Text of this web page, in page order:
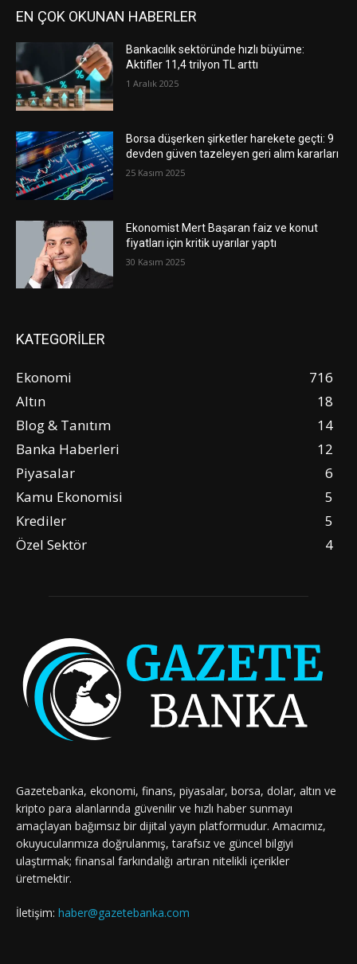
EN ÇOK OKUNAN HABERLER
Bankacılık sektöründe hızlı büyüme:
Aktifler 11,4 trilyon TL arttı
1 Aralık 2025
Borsa düşerken şirketler harekete geçti: 9
devden güven tazeleyen geri alım kararları
25 Kasım 2025
Ekonomist Mert Başaran faiz ve konut
fiyatları için kritik uyarılar yaptı
30 Kasım 2025
KATEGORİLER
Ekonomi
716
Altın
18
Blog & Tanıtım
14
Banka Haberleri
12
Piyasalar
6
Kamu Ekonomisi
5
Krediler
5
Özel Sektör
4
Gazetebanka, ekonomi, finans, piyasalar, borsa, dolar, altın ve
kripto para alanlarında güvenilir ve hızlı haber sunmayı
amaçlayan bağımsız bir dijital yayın platformudur. Amacımız,
okuyucularımıza doğrulanmış, tarafsız ve güncel bilgiyi
ulaştırmak; finansal farkındalığı artıran nitelikli içerikler
üretmektir.
İletişim: haber@gazetebanka.com